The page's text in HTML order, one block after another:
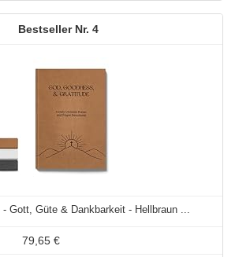
4
Gott, Güte & Dankbarkeit - Hellbraun ...
79,65 €